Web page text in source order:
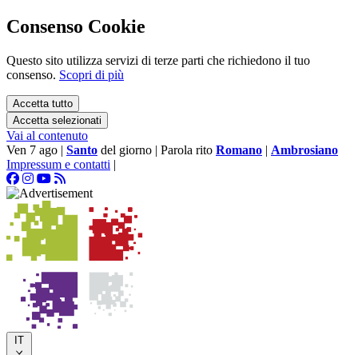
Consenso Cookie
Questo sito utilizza servizi di terze parti che richiedono il tuo
consenso. Scopri di più
Accetta tutto
Accetta selezionati
Vai al contenuto
Ven 7 ago | Santo del giorno | Parola rito Romano | Ambrosiano
Impressum e contatti |
IT